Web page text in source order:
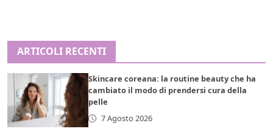
ARTICOLI RECENTI
Skincare coreana: la routine beauty che ha
cambiato il modo di prendersi cura della
pelle
7 Agosto 2026